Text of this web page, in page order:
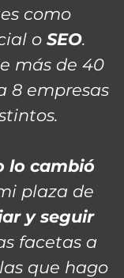
como
o SEO.
más de 40
8 empresas
lo cambió
plaza de
y seguir
facetas a
que hago